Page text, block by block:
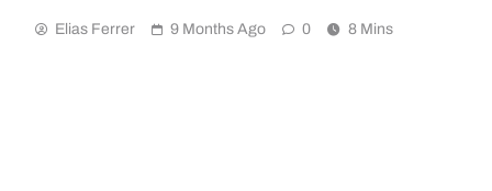
Elias Ferrer 9 Months Ago 0 8 Mins